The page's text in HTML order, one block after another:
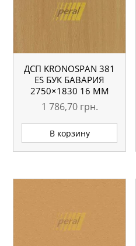
ДСП KRONOSPAN 381
ES БУК БАВАРИЯ
2750×1830 16 ММ
1 786,70 грн.
В корзину